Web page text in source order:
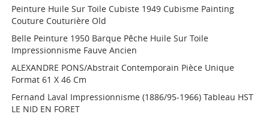
Peinture Huile Sur Toile Cubiste 1949 Cubisme Painting
Couture Couturière Old
Belle Peinture 1950 Barque Pêche Huile Sur Toile
Impressionnisme Fauve Ancien
ALEXANDRE PONS/Abstrait Contemporain Pièce Unique
Format 61 X 46 Cm
Fernand Laval Impressionnisme (1886/95-1966) Tableau HST
LE NID EN FORET